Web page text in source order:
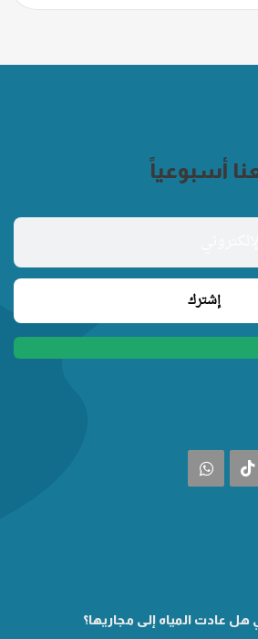
أسبوعياً
‫TikTokواتساب
هل عادت المياه إلى مجاريها؟